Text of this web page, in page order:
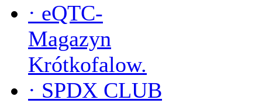
· eQTC-
Magazyn
Krótkofalow.
· SPDX CLUB